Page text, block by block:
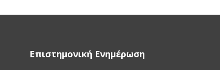
Επιστημονική Ενημέρωση